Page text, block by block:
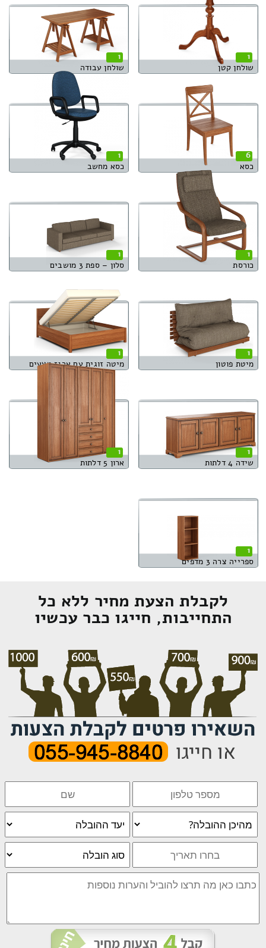
1
שולחן קטן
1
שולחן עבודה
6
כסא
1
כסא מחשב
1
כורסת
1
סלון – ספת 3 מושבים
1
מיטת פוטון
1
מיטה זוגית עם ארגז מצעים
1
שידה 4 דלתות
1
ארון 5 דלתות
1
ספרייה צרה 3 מדפים
לקבלת הצעת מחיר ללא כל
התחייבות, חייגו כבר עכשיו